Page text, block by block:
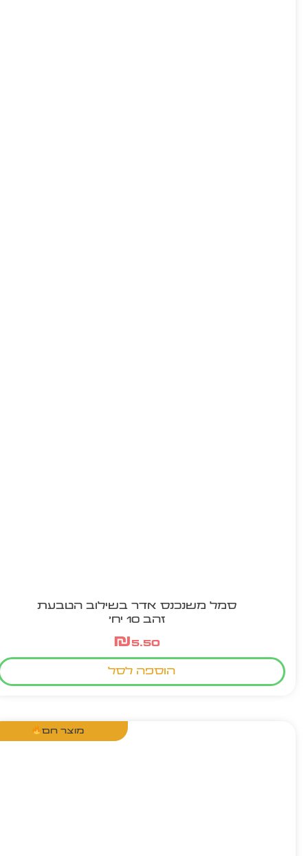
סמל משנכנס אדר בשילוב הטבעת
זהב 10 יח'
₪5.50
הוספה לסל
מוצר חם